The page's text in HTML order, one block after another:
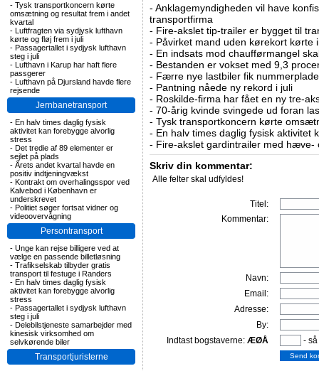
- Tysk transportkoncern kørte
omsætning og resultat frem i andet
kvartal
- Luftfragten via sydjysk lufthavn
kørte og fløj frem i juli
- Passagertallet i sydjysk lufthavn
steg i juli
- Lufthavn i Karup har haft flere
passgerer
- Lufthavn på Djursland havde flere
rejsende
Jernbanetransport
- En halv times daglig fysisk
aktivitet kan forebygge alvorlig
stress
- Det tredie af 89 elementer er
sejlet på plads
- Årets andet kvartal havde en
positiv indtjeningvækst
- Kontrakt om overhalingsspor ved
Kalvebod i København er
underskrevet
- Politiet søger fortsat vidner og
videoovervågning
Persontransport
- Unge kan rejse billigere ved at
vælge en passende billetløsning
- Trafikselskab tilbyder gratis
transport til festuge i Randers
- En halv times daglig fysisk
aktivitet kan forebygge alvorlig
stress
- Passagertallet i sydjysk lufthavn
steg i juli
- Delebilstjeneste samarbejder med
kinesisk virksomhed om
selvkørende biler
Transportjuristerne
- Anklagemyndigheden vil have
transportfirma
- Fire-akslet tip-trailer er bygget til
- Påvirket mand uden kørekort kørte
- En indsats mod chaufførmangel
- Bestanden er vokset med 9,3
- Færre nye lastbiler fik
- Pantning nåede ny rekord i juli
- Roskilde-firma har fået en ny tre-
- 70-årig kvinde svingede ud foran
- Tysk transportkoncern kørte
- En halv times daglig fysisk aktivitet
- Fire-akslet gardintrailer med hæve-
Skriv din kommentar:
Alle felter skal udfyldes!
Titel:
Kommentar:
Navn:
Email:
Adresse:
By:
Indtast bogstaverne: ÆØÅ -